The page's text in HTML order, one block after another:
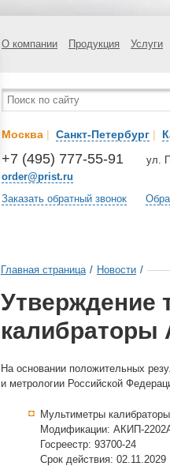
О компании Продукция Услуги
Москва | Санкт-Петербург |
+7 (495) 777-55-91
order@prist.ru
ул.
Заказать обратный звонок
Главная страница / Новости /
Утверждение
На основании положительных
и метрологии Российской
Мультиметры
Модификации: АКИП-
Госреестр: 93700-24
Срок действия: 02.11.2029